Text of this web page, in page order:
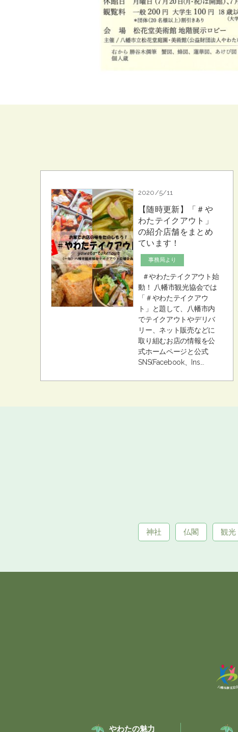
2020/5/11
【随時更新】「＃や
わたテイクアウト」
の紹介店舗をまとめ
ています！
事務局より
＃やわたテイクアウト始
動！ 八幡市観光協会では
「＃やわたテイクアウ
ト」と題して、八幡市内
でテイクアウトやデリバ
リー、ネット販売などに
取り組むお店の情報を公
式ホームページと公式
SNS(Facebook、Ins...
神社 仏閣 観光
やわたの魅力